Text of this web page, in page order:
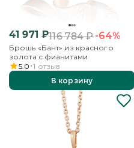
41 971 ₽116 784₽-64%
Брошь «Бант» из красного
золота с фианитами
5.0 1 отзыв
В корзину